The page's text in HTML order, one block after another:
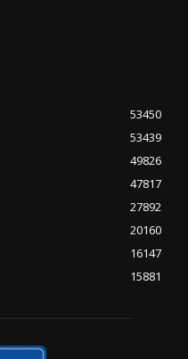
53450
53439
49826
47817
27892
20160
16147
15881